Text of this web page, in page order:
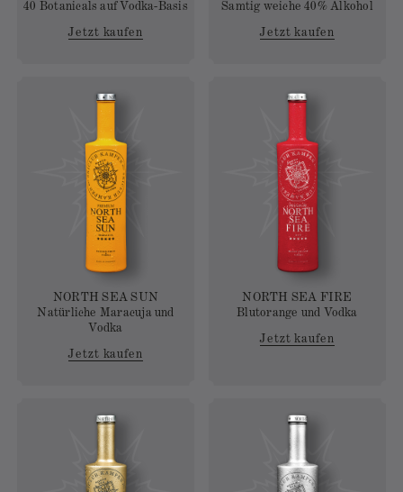
40 Botanicals auf Vodka-Basis
Jetzt kaufen
Samtig weiche 40% Alkohol
Jetzt kaufen
NORTH SEA SUN
Natürliche Maracuja und
Vodka
Jetzt kaufen
NORTH SEA FIRE
Blutorange und Vodka
Jetzt kaufen